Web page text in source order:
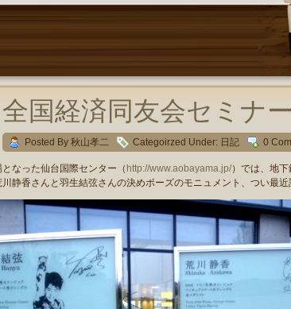
全国経済同友会セミナ
Posted By 秋山孝二 Categoirzed Under: 日記 0
なった仙台国際センター（ http://www.aobayama.jp/）では、地
静香さんと羽生結弦さんの決めポーズのモニュメント、つい最近